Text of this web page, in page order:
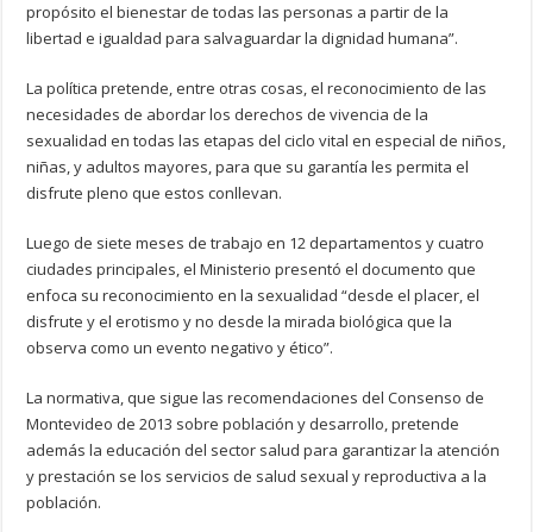
propósito el bienestar de todas las personas a partir de la
libertad e igualdad para salvaguardar la dignidad humana”.
La política pretende, entre otras cosas, el reconocimiento de las
necesidades de abordar los derechos de vivencia de la
sexualidad en todas las etapas del ciclo vital en especial de niños,
niñas, y adultos mayores, para que su garantía les permita el
disfrute pleno que estos conllevan.
Luego de siete meses de trabajo en 12 departamentos y cuatro
ciudades principales, el Ministerio presentó el documento que
enfoca su reconocimiento en la sexualidad “desde el placer, el
disfrute y el erotismo y no desde la mirada biológica que la
observa como un evento negativo y ético”.
La normativa, que sigue las recomendaciones del Consenso de
Montevideo de 2013 sobre población y desarrollo, pretende
además la educación del sector salud para garantizar la atención
y prestación se los servicios de salud sexual y reproductiva a la
población.